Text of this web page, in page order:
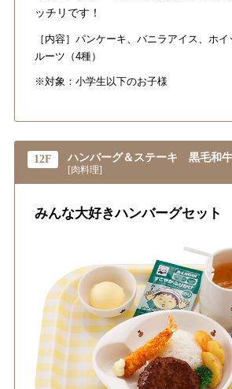
ッチリです！
［内容］パンケーキ、バニラアイス、ホ
ルーツ（4種）
※対象：小学生以下のお子様
12F ハンバーグ＆ステーキ 黒毛和
[肉料理]
みんな大好きハンバーグセット